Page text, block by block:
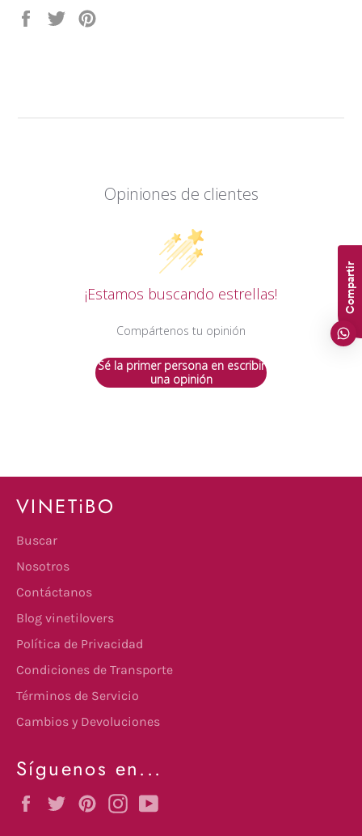
Compartir
Tuitear
Opiniones de clientes
¡Estamos buscando estrellas!
Compártenos tu opinión
Sé la primer persona en escribir
una opinión
VINETiBO
Buscar
Nosotros
Contáctanos
Blog vinetilovers
Política de Privacidad
Condiciones de Transporte
Términos de Servicio
Cambios y Devoluciones
Síguenos en...
FacebookTwitterPinterestInstagram
Compartir